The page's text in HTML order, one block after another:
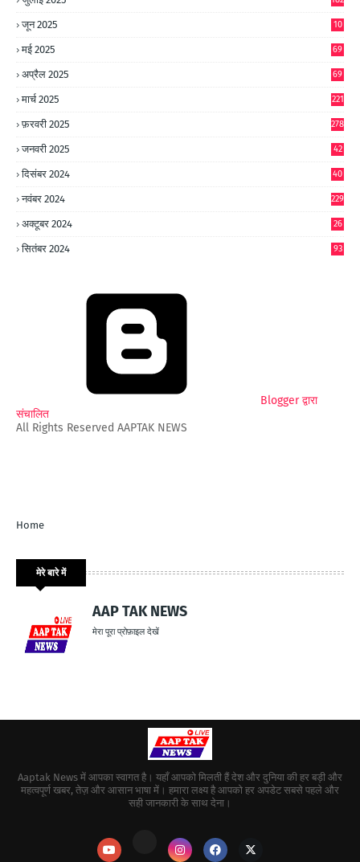
जून 2025
10
मई 2025 69
अप्रैल 2025 69
मार्च 2025 221
फ़रवरी 2025 278
जनवरी 2025
42
दिसंबर 2024
40
नवंबर 2024 229
अक्टूबर 2024
26
सितंबर 2024 93
Blogger द्वारा
संचालित
All Rights Reserved AAPTAK NEWS
Home
मेरे बारे में
AAP TAK NEWS
मेरा पूरा प्रोफ़ाइल देखें
Aaptak News में आपका स्वागत है। यहाँ आपको मिलती हैं देश और दुनिया की हर बड़ी और
महत्वपूर्ण खबर, तेज़ और आसान भाषा में। हमारा लक्ष्य है आपको हर अपडेट सबसे पहले और
सही जानकारी के साथ देना।